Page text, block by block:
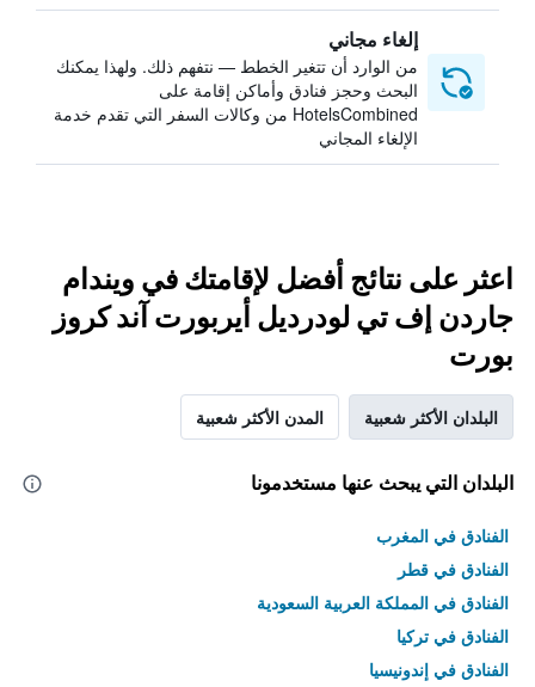
إلغاء مجاني
من الوارد أن تتغير الخطط — نتفهم ذلك. ولهذا يمكنك
البحث وحجز فنادق وأماكن إقامة على
HotelsCombined من وكالات السفر التي تقدم خدمة
الإلغاء المجاني
اعثر على نتائج أفضل لإقامتك في ويندام
جاردن إف تي لودرديل أيربورت آند كروز
بورت
البلدان الأكثر شعبية المدن الأكثر شعبية
البلدان التي يبحث عنها مستخدمونا
الفنادق في المغرب
الفنادق في قطر
الفنادق في المملكة العربية السعودية
الفنادق في تركيا
الفنادق في إندونيسيا